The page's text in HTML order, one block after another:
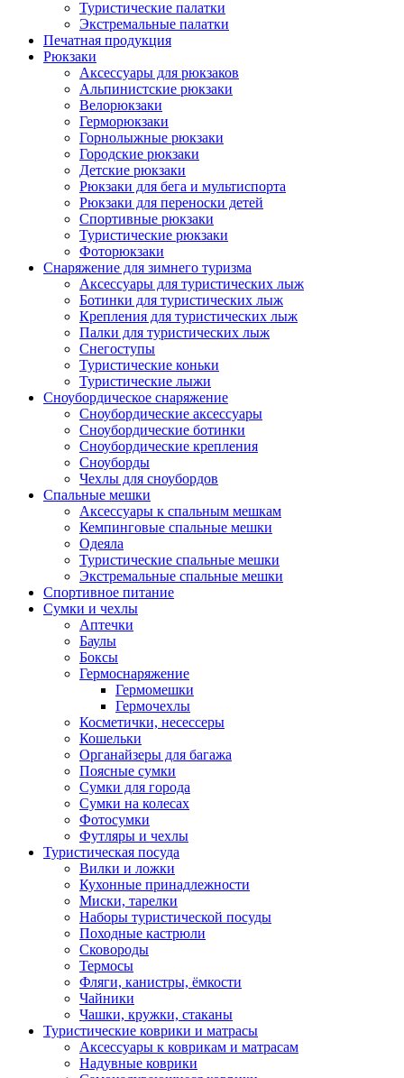
Туристические палатки
Экстремальные палатки
Печатная продукция
Рюкзаки
Аксессуары для рюкзаков
Альпинистские рюкзаки
Велорюкзаки
Герморюкзаки
Горнолыжные рюкзаки
Городские рюкзаки
Детские рюкзаки
Рюкзаки для бега и мультиспорта
Рюкзаки для переноски детей
Спортивные рюкзаки
Туристические рюкзаки
Фоторюкзаки
Снаряжение для зимнего туризма
Аксессуары для туристических лыж
Ботинки для туристических лыж
Крепления для туристических лыж
Палки для туристических лыж
Снегоступы
Туристические коньки
Туристические лыжи
Сноубордическое снаряжение
Сноубордические аксессуары
Сноубордические ботинки
Сноубордические крепления
Сноуборды
Чехлы для сноубордов
Спальные мешки
Аксессуары к спальным мешкам
Кемпинговые спальные мешки
Одеяла
Туристические спальные мешки
Экстремальные спальные мешки
Спортивное питание
Сумки и чехлы
Аптечки
Баулы
Боксы
Гермоснаряжение
Гермомешки
Гермочехлы
Косметички, несессеры
Кошельки
Органайзеры для багажа
Поясные сумки
Сумки для города
Сумки на колесах
Фотосумки
Футляры и чехлы
Туристическая посуда
Вилки и ложки
Кухонные принадлежности
Миски, тарелки
Наборы туристической посуды
Походные кастрюли
Сковороды
Термосы
Фляги, канистры, ёмкости
Чайники
Чашки, кружки, стаканы
Туристические коврики и матрасы
Аксессуары к коврикам и матрасам
Надувные коврики